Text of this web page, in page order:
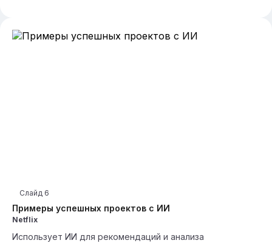
Примеры успешных проектов с ИИ
Слайд 6
Netflix
Использует ИИ для рекомендаций и анализа